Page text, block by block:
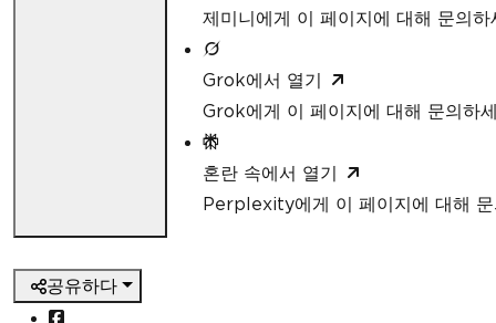
제미니에게 이 페이지에 대해 문의하
Grok에서 열기
Grok에게 이 페이지에 대해 문의하
혼란 속에서 열기
Perplexity에게 이 페이지에 대해 문
공유하다